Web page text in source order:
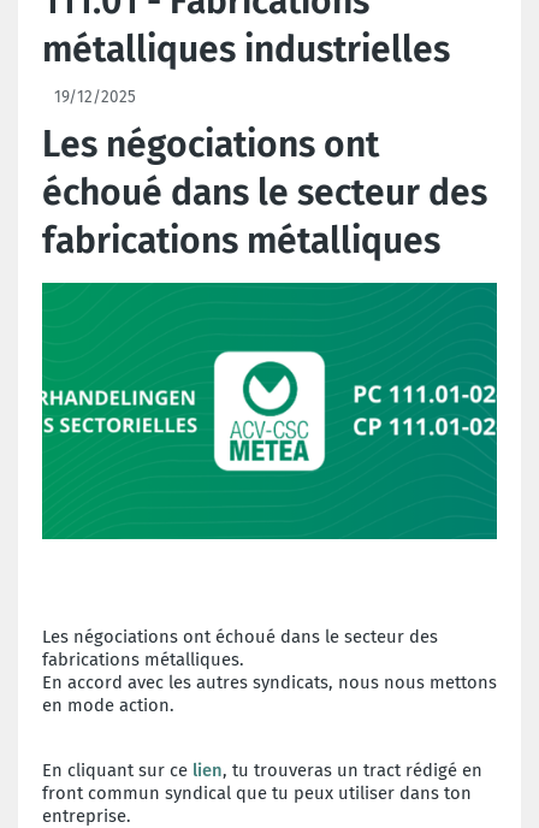
métalliques industrielles
19/12/2025
Les négociations ont
échoué dans le secteur des
fabrications métalliques
Les négociations ont échoué dans le secteur des
fabrications métalliques.
En accord avec les autres syndicats, nous nous mettons
en mode action.
En cliquant sur ce lien, tu trouveras un tract rédigé en
front commun syndical que tu peux utiliser dans ton
entreprise.